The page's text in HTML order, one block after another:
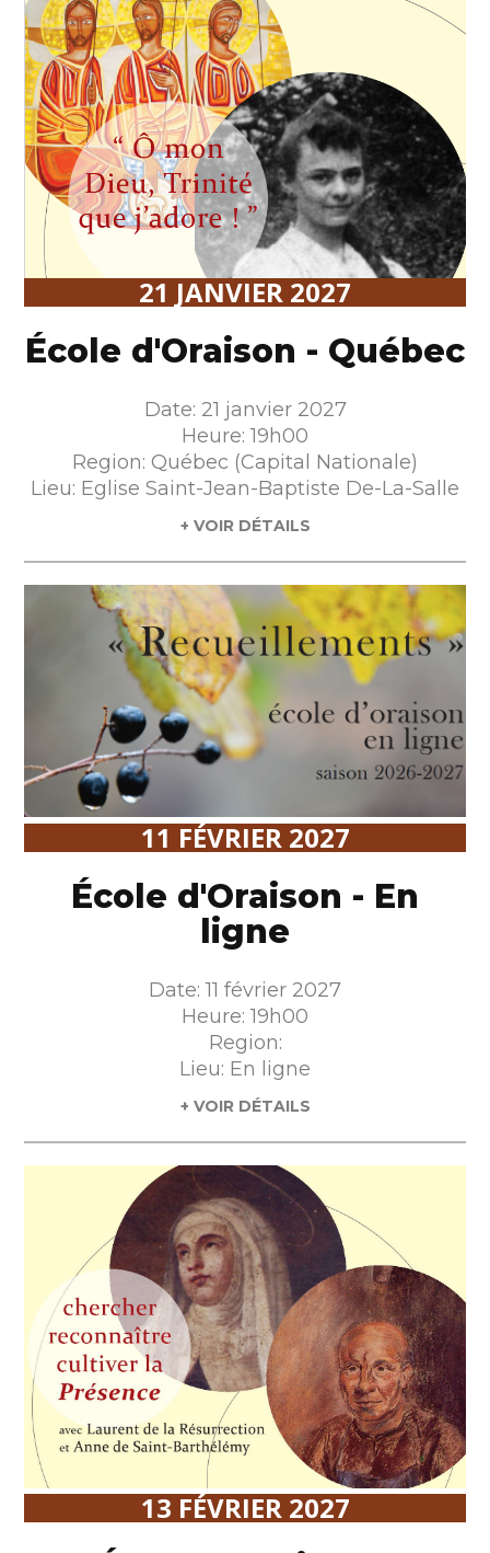
21 JANVIER 2027
École d'Oraison - Québec
Date: 21 janvier 2027
Heure: 19h00
Region: Québec (Capital Nationale)
Lieu: Eglise Saint-Jean-Baptiste De-La-Salle
+ VOIR DÉTAILS
11 FÉVRIER 2027
École d'Oraison - En
ligne
Date: 11 février 2027
Heure: 19h00
Region:
Lieu: En ligne
+ VOIR DÉTAILS
13 FÉVRIER 2027